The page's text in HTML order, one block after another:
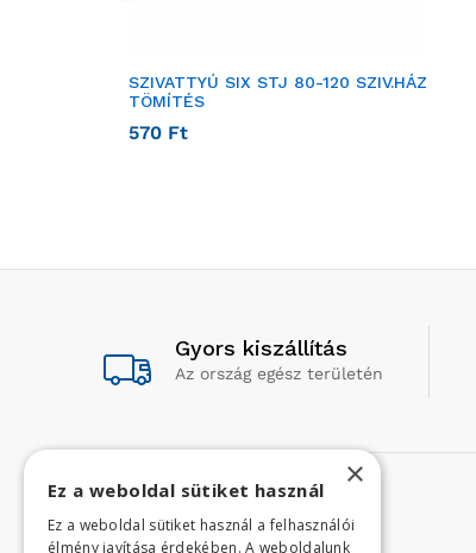
SZIVATTYÚ SIX STJ 80-120 SZIV.HÁZ
TÖMÍTÉS
570 Ft
Gyors kiszállítás
Az ország egész területén
Rólunk
×
Ez a weboldal sütiket használ
Ez a weboldal sütiket használ a felhasználói
élmény javítása érdekében. A weboldalunk